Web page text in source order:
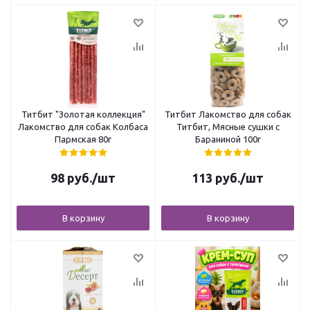
Титбит "Золотая коллекция"
Лакомство для собак Колбаса
Пармская 80г
98 руб./шт
В корзину
Титбит Лакомство для собак
Титбит, Мясные сушки с
Бараниной 100г
113 руб./шт
В корзину